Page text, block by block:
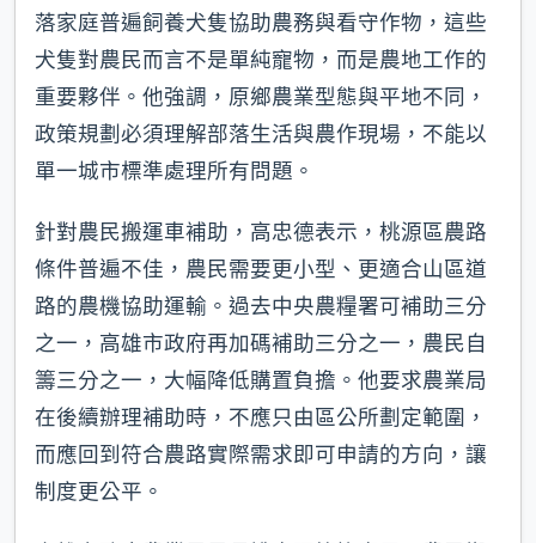
落家庭普遍飼養犬隻協助農務與看守作物，這些
犬隻對農民而言不是單純寵物，而是農地工作的
重要夥伴。他強調，原鄉農業型態與平地不同，
政策規劃必須理解部落生活與農作現場，不能以
單一城市標準處理所有問題。
針對農民搬運車補助，高忠德表示，桃源區農路
條件普遍不佳，農民需要更小型、更適合山區道
路的農機協助運輸。過去中央農糧署可補助三分
之一，高雄市政府再加碼補助三分之一，農民自
籌三分之一，大幅降低購置負擔。他要求農業局
在後續辦理補助時，不應只由區公所劃定範圍，
而應回到符合農路實際需求即可申請的方向，讓
制度更公平。